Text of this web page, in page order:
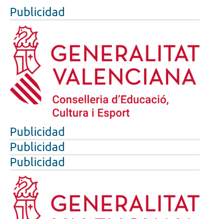
Publicidad
Publicidad
Publicidad
Publicidad